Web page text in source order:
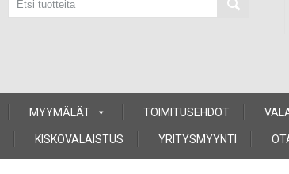
MYYMÄLÄT TOIMITUSEHDOT
KISKOVALAISTUS YRITYSMYYNTI